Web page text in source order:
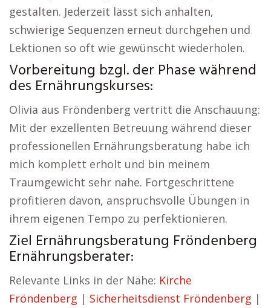
gestalten. Jederzeit lässt sich anhalten,
schwierige Sequenzen erneut durchgehen und
Lektionen so oft wie gewünscht wiederholen.
Vorbereitung bzgl. der Phase während
des Ernährungskurses:
Olivia aus Fröndenberg vertritt die Anschauung:
Mit der exzellenten Betreuung während dieser
professionellen Ernährungsberatung habe ich
mich komplett erholt und bin meinem
Traumgewicht sehr nahe. Fortgeschrittene
profitieren davon, anspruchsvolle Übungen in
ihrem eigenen Tempo zu perfektionieren.
Ziel Ernährungsberatung Fröndenberg
Ernährungsberater:
Relevante Links in der Nähe: Kirche
Fröndenberg | Sicherheitsdienst Fröndenberg |